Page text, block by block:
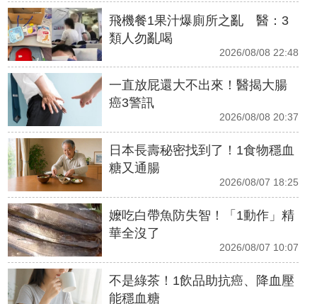
飛機餐1果汁爆廁所之亂 醫：3
類人勿亂喝
2026/08/08 22:48
一直放屁還大不出來！醫揭大腸
癌3警訊
2026/08/08 20:37
日本長壽秘密找到了！1食物穩血
糖又通腸
2026/08/07 18:25
嬤吃白帶魚防失智！「1動作」精
華全沒了
2026/08/07 10:07
不是綠茶！1飲品助抗癌、降血壓
能穩血糖